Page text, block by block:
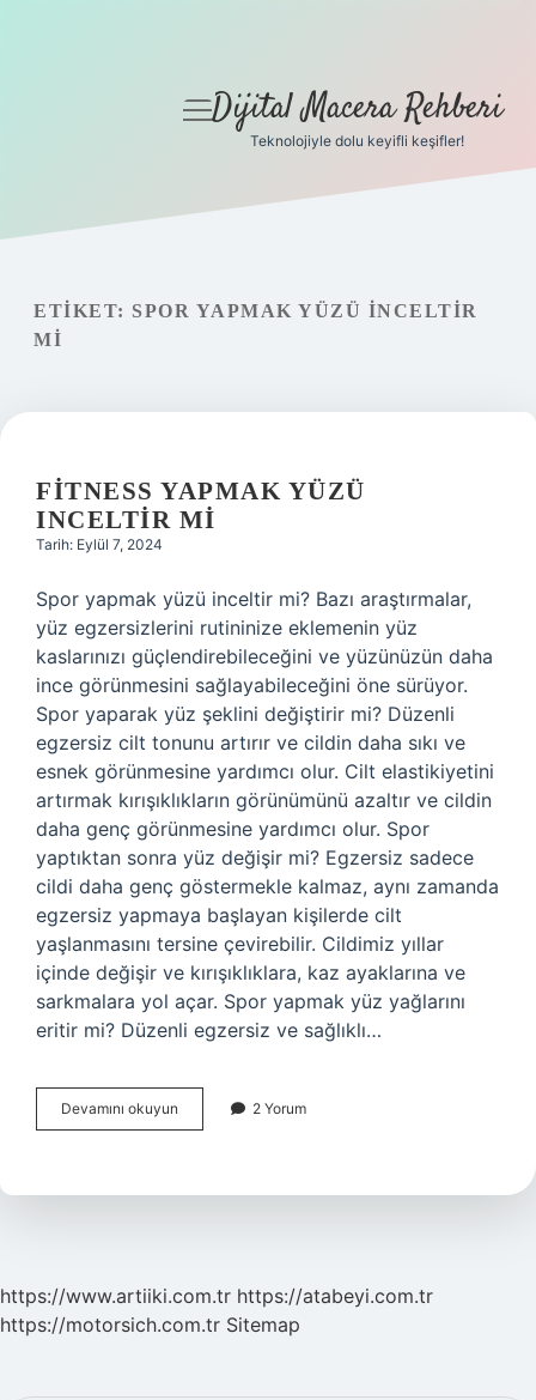
Gizlilik Politikası
Hakkımızda
menüyü
Dijital Macera Rehberi
Teknolojiyle dolu keyifli keşifler!
ETIKET: SPOR YAPMAK YÜZÜ INCELTIR
MI
FITNESS YAPMAK YÜZÜ
INCELTIR MI
Tarih: Eylül 7, 2024
Spor yapmak yüzü inceltir mi? Bazı araştırmalar,
yüz egzersizlerini rutininize eklemenin yüz
kaslarınızı güçlendirebileceğini ve yüzünüzün daha
ince görünmesini sağlayabileceğini öne sürüyor.
Spor yaparak yüz şeklini değiştirir mi? Düzenli
egzersiz cilt tonunu artırır ve cildin daha sıkı ve
esnek görünmesine yardımcı olur. Cilt elastikiyetini
artırmak kırışıklıkların görünümünü azaltır ve cildin
daha genç görünmesine yardımcı olur. Spor
yaptıktan sonra yüz değişir mi? Egzersiz sadece
cildi daha genç göstermekle kalmaz, aynı zamanda
egzersiz yapmaya başlayan kişilerde cilt
yaşlanmasını tersine çevirebilir. Cildimiz yıllar
içinde değişir ve kırışıklıklara, kaz ayaklarına ve
sarkmalara yol açar. Spor yapmak yüz yağlarını
eritir mi? Düzenli egzersiz ve sağlıklı…
Devamını okuyun
Yapmak
Mi
2 Yorum
https://www.artiiki.com.tr https://atabeyi.com.tr
https://motorsich.com.tr Sitemap